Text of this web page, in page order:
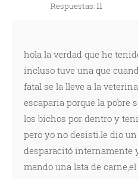
Respuestas: 11
hola la verdad que he
incluso tuve una que
fatal se la lleve a la
escaparia porque la pobre
los bichos por dentro y
pero yo no desisti.le dio
desparacitó internamente
mando una lata de